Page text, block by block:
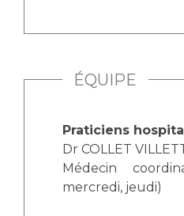
Médecine nucléaire
Maladies rares
Centres de référence
Presse / Multimédia
ÉQUIPE
Praticiens
Dr COLLET
Médecin
mercredi, jeudi)